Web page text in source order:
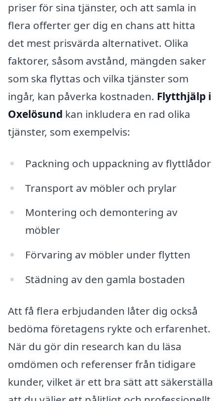
priser för sina tjänster, och att samla in
flera offerter ger dig en chans att hitta
det mest prisvärda alternativet. Olika
faktorer, såsom avstånd, mängden saker
som ska flyttas och vilka tjänster som
ingår, kan påverka kostnaden. Flytthjälp i
Oxelösund kan inkludera en rad olika
tjänster, som exempelvis:
Packning och uppackning av flyttlådor
Transport av möbler och prylar
Montering och demontering av
möbler
Förvaring av möbler under flytten
Städning av den gamla bostaden
Att få flera erbjudanden låter dig också
bedöma företagens rykte och erfarenhet.
När du gör din research kan du läsa
omdömen och referenser från tidigare
kunder, vilket är ett bra sätt att säkerställa